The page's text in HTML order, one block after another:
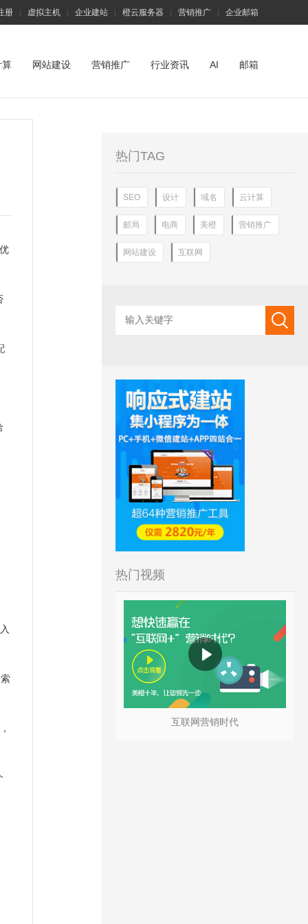
册 | 虚拟主机 | 企业建站 | 橙云服务器 | 营销推广 | 企业邮箱
算 网站建设 营销推广 行业资讯 AI 邮箱
热门TAG
SEO 设计 域名 云计算
邮局 电商 美橙 营销推广
网站建设 互联网
热门视频
互联网营销时代